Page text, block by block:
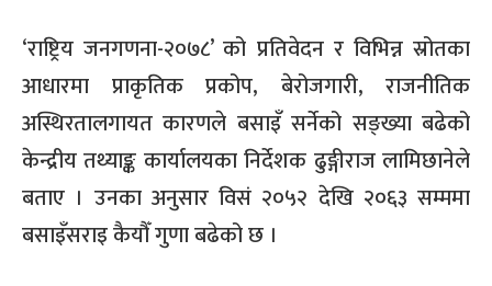
‘राष्ट्रिय जनगणना-२०७८’ को प्रतिवेदन र विभिन्न स्रोतका
आधारमा प्राकृतिक प्रकोप, बेरोजगारी, राजनीतिक
अस्थिरतालगायत कारणले बसाइँ सर्नेको सङ्ख्या बढेको
केन्द्रीय तथ्याङ्क कार्यालयका निर्देशक ढुङ्गीराज लामिछानेले
बताए । उनका अनुसार विसं २०५२ देखि २०६३ सम्ममा
बसाइँसराइ कैयौँ गुणा बढेको छ ।